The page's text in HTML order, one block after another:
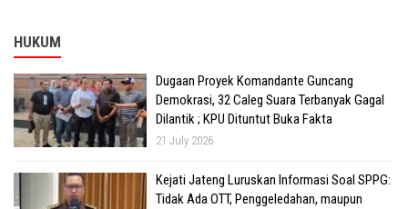
HUKUM
Dugaan Proyek Komandante Guncang
Demokrasi, 32 Caleg Suara Terbanyak Gagal
Dilantik ; KPU Dituntut Buka Fakta
21 July 2026
Kejati Jateng Luruskan Informasi Soal SPPG:
Tidak Ada OTT, Penggeledahan, maupun